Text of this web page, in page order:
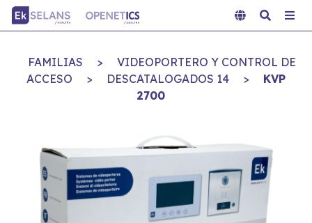
FAMILIAS >
VIDEOPORTERO Y CONTROL DE
ACCESO
> DESCATALOGADOS 14 >
KVP
2700